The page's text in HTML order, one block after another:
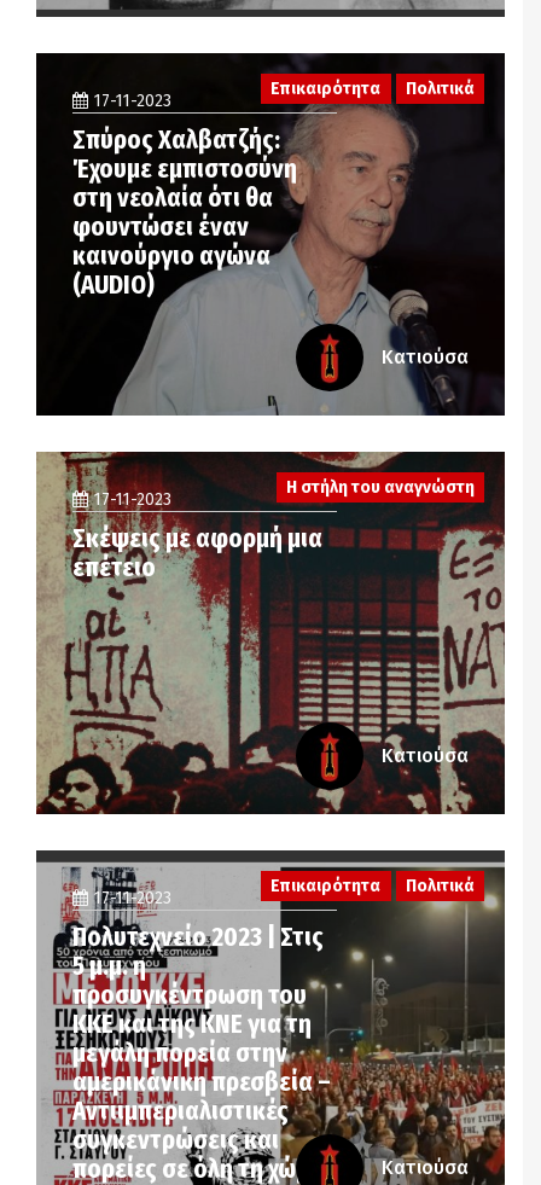
17-11-2023
Σπύρος Χαλβατζής:
Έχουμε εμπιστοσύνη
στη νεολαία ότι θα
φουντώσει έναν
καινούργιο αγώνα
(AUDIO)
Επικαιρότητα Πολιτικά
Κατιούσα
17-11-2023
Σκέψεις με αφορμή μια
επέτειο
Η στήλη του αναγνώστη
Κατιούσα
17-11-2023
Πολυτεχνείο 2023 | Στις
5 μ.μ. η
προσυγκέντρωση του
ΚΚΕ και της ΚΝΕ για τη
μεγάλη πορεία στην
αμερικάνικη πρεσβεία –
Αντιιμπεριαλιστικές
συγκεντρώσεις και
πορείες σε όλη τη χώρα
Επικαιρότητα Πολιτικά
Κατιούσα